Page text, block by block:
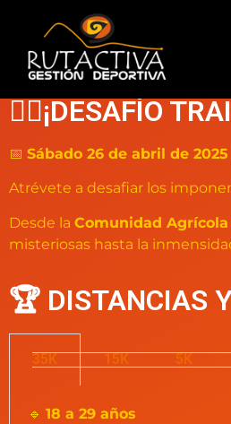
🏃‍♂️¡DESAFÍO
📅 Sábado 26 de abril de 2025
Atrévete a desafiar los
Desde la Comunidad
misteriosas hasta la
🏆 DISTANCIAS
35K 15K 5K
🔹 18 a 29 años